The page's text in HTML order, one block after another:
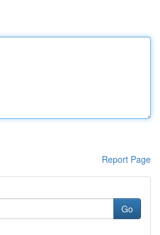
Report Page
Go